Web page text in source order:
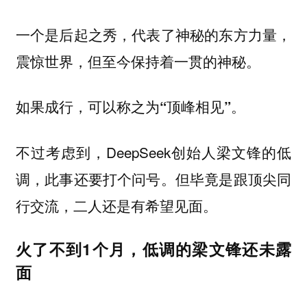
一个是后起之秀，代表了神秘的东方力量，
震惊世界，但至今保持着一贯的神秘。
如果成行，可以称之为“顶峰相见”。
不过考虑到，DeepSeek创始人梁文锋的低
调，此事还要打个问号。但毕竟是跟顶尖同
行交流，二人还是有希望见面。
火了不到1个月，低调的梁文锋还未露
面